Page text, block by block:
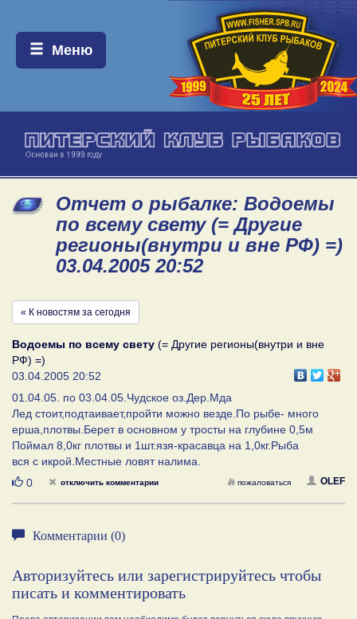
Меню:
Меню
Отчет о рыбалке: Водоемы
по всему свету (= Другие
регионы(внутри и вне РФ) =)
03.04.2005 20:52
« К новостям за сегодня
Водоемы по всему свету (= Другие регионы(внутри и вне
РФ) =)
03.04.2005 20:52
01.04.05. по 03.04.05.Чудское оз.Дер.Мда
Лед стоит,подтаивает,пройти можно везде.По рыбе- много
ерша,плотвы.Берет в основном у тросты на глубине 0,5м
Поймал 8,0кг плотвы и 1шт.язя-красавца на 1,0кг.Рыба
вся с икрой.Местные ловят налима.
Нравится
0 отключить комментарии OLEF
пожаловаться
Комментарии (0)
Авторизуйтесь или зарегистрируйтесь чтобы
писать и комментировать